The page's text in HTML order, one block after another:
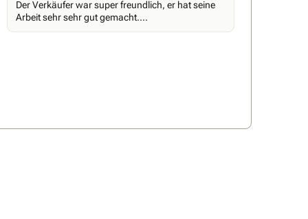
Der Verkäufer war super freundlich, er hat seine
Arbeit sehr sehr gut gemacht....